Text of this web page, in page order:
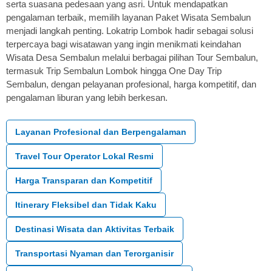
serta suasana pedesaan yang asri. Untuk mendapatkan
pengalaman terbaik, memilih layanan Paket Wisata Sembalun
menjadi langkah penting. Lokatrip Lombok hadir sebagai solusi
terpercaya bagi wisatawan yang ingin menikmati keindahan
Wisata Desa Sembalun melalui berbagai pilihan Tour Sembalun,
termasuk Trip Sembalun Lombok hingga One Day Trip
Sembalun, dengan pelayanan profesional, harga kompetitif, dan
pengalaman liburan yang lebih berkesan.
Layanan Profesional dan Berpengalaman
Travel Tour Operator Lokal Resmi
Harga Transparan dan Kompetitif
Itinerary Fleksibel dan Tidak Kaku
Destinasi Wisata dan Aktivitas Terbaik
Transportasi Nyaman dan Terorganisir